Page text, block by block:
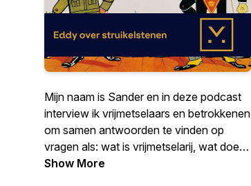
Mijn naam is Sander en in deze podcast
interview ik vrijmetselaars en betrokkenen
om samen antwoorden te vinden op
vragen als: wat is vrijmetselarij, wat doen
vrijmetselaars en hoe word je lid? Ontdek
Show More